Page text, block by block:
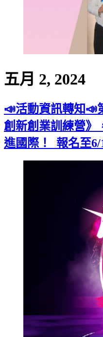
五月 2, 2024
📣活動資訊轉知📣
創新創業訓練營》
進國際！_報名至6/